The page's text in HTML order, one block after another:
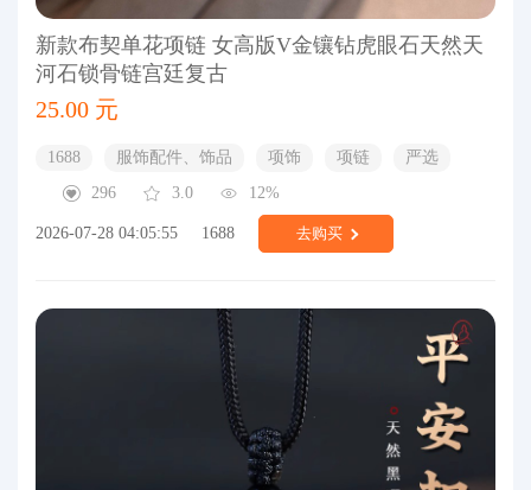
新款布契单花项链 女高版V金镶钻虎眼石天然天
河石锁骨链宫廷复古
25.00 元
1688 服饰配件、饰品 项饰 项链
严选
296
3.0 12%
2026-07-28 04:05:55 1688 去购买